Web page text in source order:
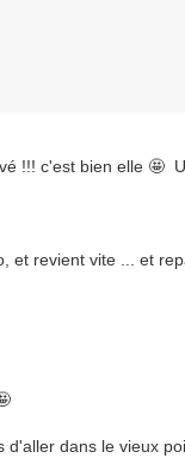
!!! c'est bien elle 🤩
et revient vite ... et
d'aller dans le vieux